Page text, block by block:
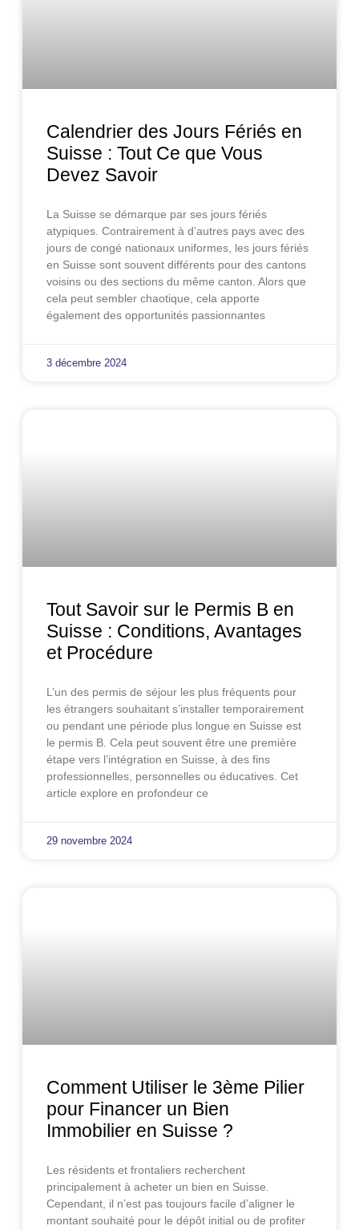
Calendrier des Jours Fériés en
Suisse : Tout Ce que Vous
Devez Savoir
La Suisse se démarque par ses jours fériés
atypiques. Contrairement à d’autres pays avec des
jours de congé nationaux uniformes, les jours fériés
en Suisse sont souvent différents pour des cantons
voisins ou des sections du même canton. Alors que
cela peut sembler chaotique, cela apporte
également des opportunités passionnantes
3 décembre 2024
Tout Savoir sur le Permis B en
Suisse : Conditions, Avantages
et Procédure
L’un des permis de séjour les plus fréquents pour
les étrangers souhaitant s’installer temporairement
ou pendant une période plus longue en Suisse est
le permis B. Cela peut souvent être une première
étape vers l’intégration en Suisse, à des fins
professionnelles, personnelles ou éducatives. Cet
article explore en profondeur ce
29 novembre 2024
Comment Utiliser le 3ème Pilier
pour Financer un Bien
Immobilier en Suisse ?
Les résidents et frontaliers recherchent
principalement à acheter un bien en Suisse.
Cependant, il n’est pas toujours facile d’aligner le
montant souhaité pour le dépôt initial ou de profiter